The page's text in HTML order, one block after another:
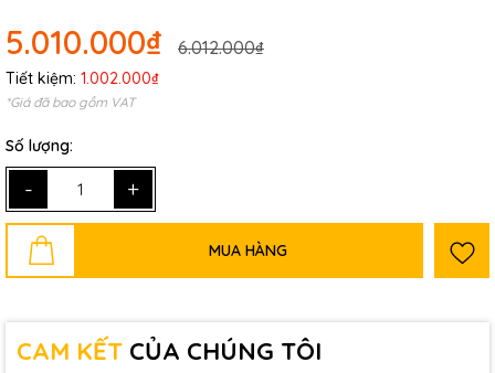
5.010.000₫ 6.012.000₫
Tiết kiệm: 1.002.000₫
*Giá đã bao gồm VAT
Số lượng:
- +
MUA HÀNG
CAM KẾT CỦA CHÚNG TÔI